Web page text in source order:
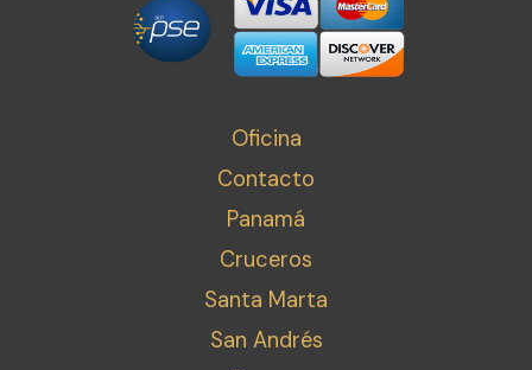
Oficina
Contacto
Panamá
Cruceros
Santa Marta
San Andrés